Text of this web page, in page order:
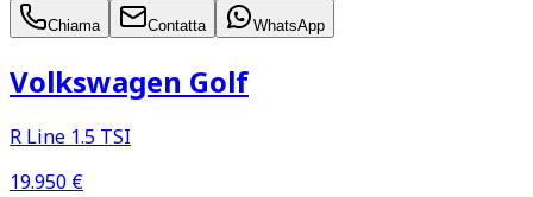
Chiama Contatta WhatsApp
Volkswagen Golf
R Line 1.5 TSI
19.950 €